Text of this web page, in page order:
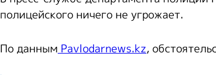
полицейского ничего не угрожает.
По данным Pavlodarnews.kz,